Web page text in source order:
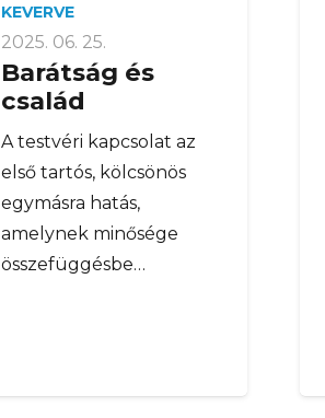
KEVERVE
2025. 06. 25.
Barátság és
család
A testvéri kapcsolat az
első tartós, kölcsönös
egymásra hatás,
amelynek minősége
összefüggésbe…